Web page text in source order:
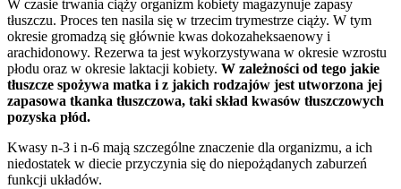
W czasie trwania ciąży organizm kobiety magazynuje zapasy
tłuszczu. Proces ten nasila się w trzecim trymestrze ciąży. W tym
okresie gromadzą się głównie kwas dokozaheksaenowy i
arachidonowy. Rezerwa ta jest wykorzystywana w okresie wzrostu
płodu oraz w okresie laktacji kobiety. W zależności od tego jakie
tłuszcze spożywa matka i z jakich rodzajów jest utworzona jej
zapasowa tkanka tłuszczowa, taki skład kwasów tłuszczowych
pozyska płód.
Kwasy n-3 i n-6 mają szczególne znaczenie dla organizmu, a ich
niedostatek w diecie przyczynia się do niepożądanych zaburzeń
funkcji układów.